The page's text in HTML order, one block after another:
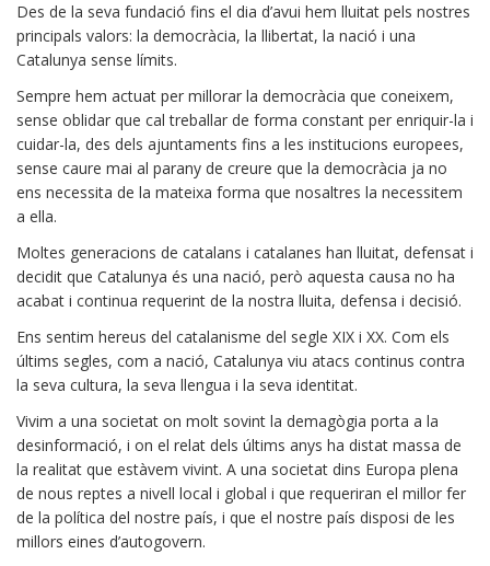
Des de la seva fundació fins el dia d’avui hem lluitat pels nostres
principals valors: la democràcia, la llibertat, la nació i una
Catalunya sense límits.
Sempre hem actuat per millorar la democràcia que coneixem,
sense oblidar que cal treballar de forma constant per enriquir-la i
cuidar-la, des dels ajuntaments fins a les institucions europees,
sense caure mai al parany de creure que la democràcia ja no
ens necessita de la mateixa forma que nosaltres la necessitem
a ella.
Moltes generacions de catalans i catalanes han lluitat, defensat i
decidit que Catalunya és una nació, però aquesta causa no ha
acabat i continua requerint de la nostra lluita, defensa i decisió.
Ens sentim hereus del catalanisme del segle XIX i XX. Com els
últims segles, com a nació, Catalunya viu atacs continus contra
la seva cultura, la seva llengua i la seva identitat.
Vivim a una societat on molt sovint la demagògia porta a la
desinformació, i on el relat dels últims anys ha distat massa de
la realitat que estàvem vivint. A una societat dins Europa plena
de nous reptes a nivell local i global i que requeriran el millor fer
de la política del nostre país, i que el nostre país disposi de les
millors eines d’autogovern.